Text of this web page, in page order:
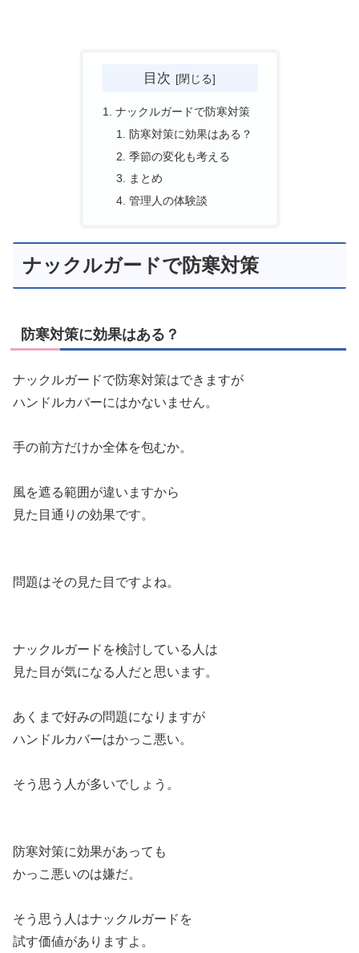
目次
ナックルガードで防寒対策
防寒対策に効果はある？
季節の変化も考える
まとめ
管理人の体験談
ナックルガードで防寒対策
防寒対策に効果はある？
ナックルガードで防寒対策はできますが
ハンドルカバーにはかないません。
手の前方だけか全体を包むか。
風を遮る範囲が違いますから
見た目通りの効果です。
問題はその見た目ですよね。
ナックルガードを検討している人は
見た目が気になる人だと思います。
あくまで好みの問題になりますが
ハンドルカバーはかっこ悪い。
そう思う人が多いでしょう。
防寒対策に効果があっても
かっこ悪いのは嫌だ。
そう思う人はナックルガードを
試す価値がありますよ。